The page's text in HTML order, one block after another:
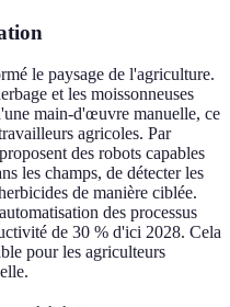
le paysage de l'agriculture.
et les moissonneuses
main-d'œuvre manuelle, ce
agricoles. Par
des robots capables
les champs, de détecter les
de manière ciblée.
des processus
de 30 % d'ici 2028. Cela
pour les agriculteurs